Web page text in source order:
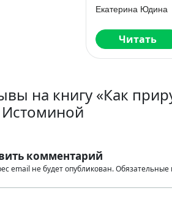
никто?..
Екатерина Юдина
Читать
на книгу «Как
комментарий
email не будет опубликован.Обязательные